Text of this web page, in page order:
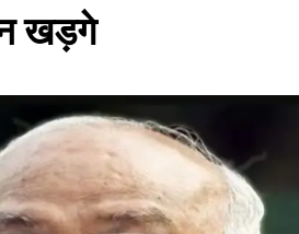
खड़गे